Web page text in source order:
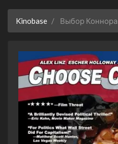
Kinobase Выбор Коннора